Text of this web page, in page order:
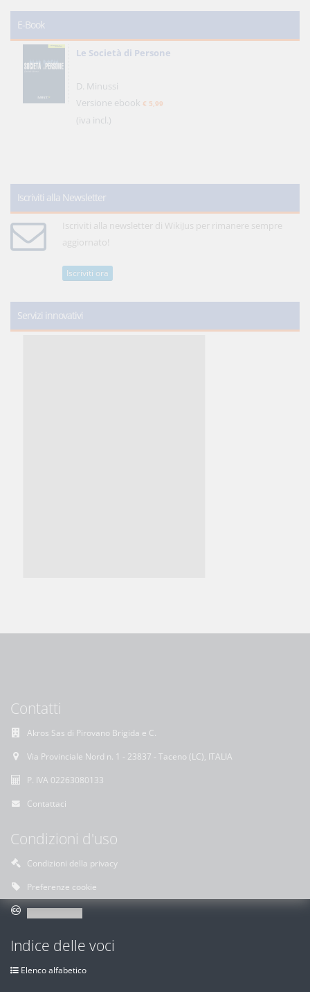
E-Book
Le Società di Persone
D. Minussi
Versione ebook € 5,99
(iva incl.)
Iscriviti alla Newsletter
Iscriviti alla newsletter di WikiJus per rimanere sempre
aggiornato!
Iscriviti ora
Servizi innovativi
Contatti
Akros Sas di Pirovano Brigida e C.
Via Provinciale Nord n. 1 - 23837 - Taceno (LC), ITALIA
P. IVA 02263080133
Contattaci
Condizioni d'uso
Condizioni della privacy
Preferenze cookie
Indice delle voci
Elenco alfabetico